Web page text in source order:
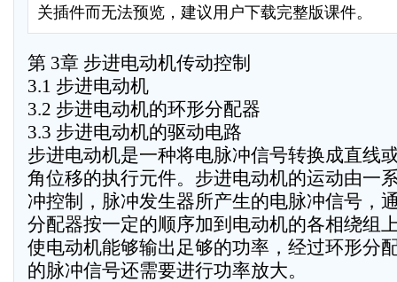
关插件而无法预览，建议用户下载完整版课件。
第 3章 步进电动机传动控制
3.1 步进电动机
3.2 步进电动机的环形分配器
3.3 步进电动机的驱动电路
步进电动机是一种将电脉冲信号转换成直线
角位移的执行元件。步进电动机的运动由一
冲控制，脉冲发生器所产生的电脉冲信号，
分配器按一定的顺序加到电动机的各相绕组
使电动机能够输出足够的功率，经过环形分
的脉冲信号还需要进行功率放大。